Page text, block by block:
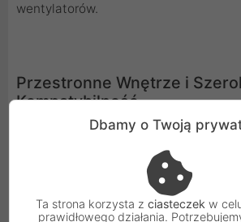
wentylatorów.
Przestronne Wnętrze i
Kompatybilność
miejsca i jest w pełni
standardami płyt głównych, takimi
oraz Mini-ITX. Bez trudu zmieścisz w
Dbamy o Twoją
Ta strona korzysta z ciasteczek w
prawidłowego działania.